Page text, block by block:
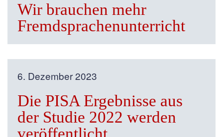
Wir brauchen mehr
Fremdsprachenunterricht
6. Dezember 2023
Die PISA Ergebnisse aus
der Studie 2022 werden